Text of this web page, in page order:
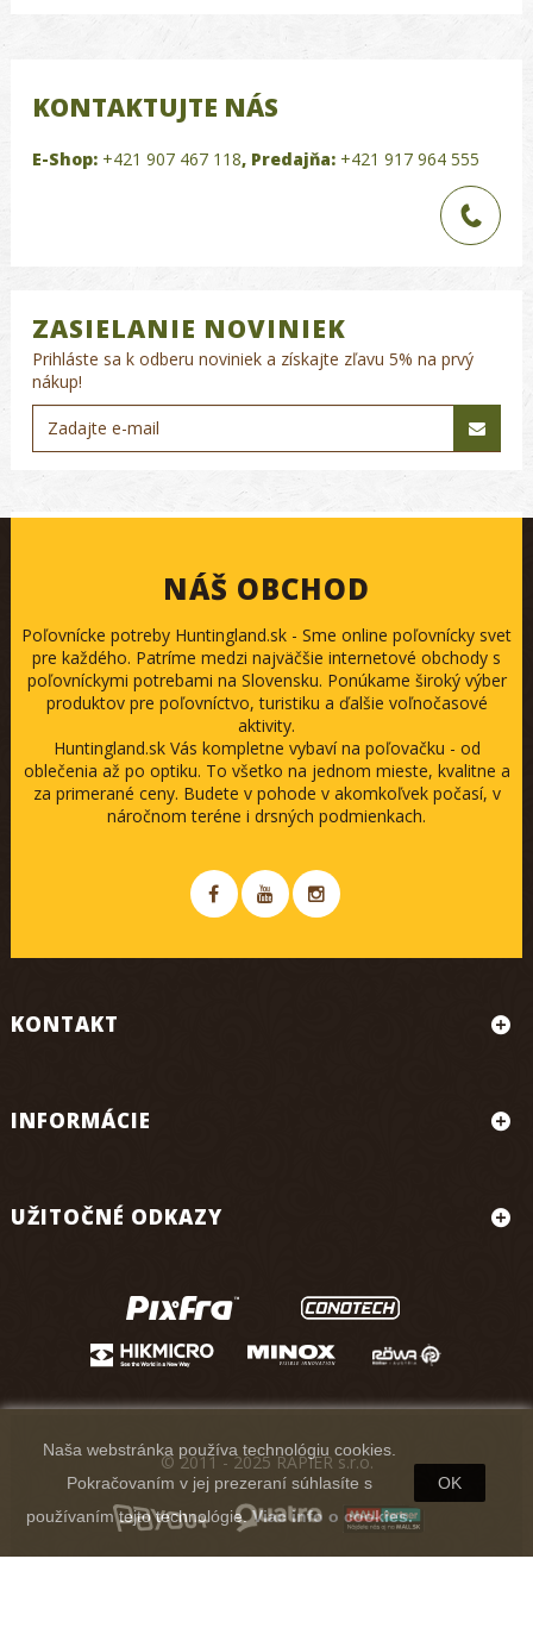
KONTAKTUJTE NÁS
E-Shop: +421 907 467 118, Predajňa: +421 917 964 555
ZASIELANIE NOVINIEK
Prihláste sa k odberu noviniek a získajte zľavu 5% na prvý
nákup!
NÁŠ OBCHOD
Poľovnícke potreby Huntingland.sk - Sme online poľovnícky svet
pre každého. Patríme medzi najväčšie internetové obchody s
poľovníckymi potrebami na Slovensku. Ponúkame široký výber
produktov pre poľovníctvo, turistiku a ďalšie voľnočasové
aktivity.
Huntingland.sk Vás kompletne vybaví na poľovačku - od
oblečenia až po optiku. To všetko na jednom mieste, kvalitne a
za primerané ceny. Budete v pohode v akomkoľvek počasí, v
náročnom teréne i drsných podmienkach.
KONTAKT
INFORMÁCIE
UŽITOČNÉ ODKAZY
Naša webstránka používa technológiu cookies.
Pokračovaním v jej prezeraní súhlasíte s
používaním tejto technológie.Viac info o cookies.
OK
© 2011 - 2025 RAPIER s.r.o.